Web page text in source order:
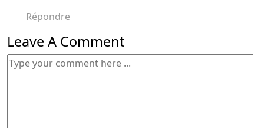
Répondre
Leave A Comment